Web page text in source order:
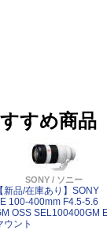
すめ商品
SONY / ソニー
【新品/在庫あり】SONY
100-400mm F4.5-5.6
OSS SEL100400GM
ウント